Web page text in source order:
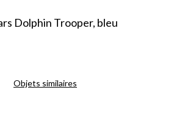
Dolphin Trooper, bleu
Objets similaires